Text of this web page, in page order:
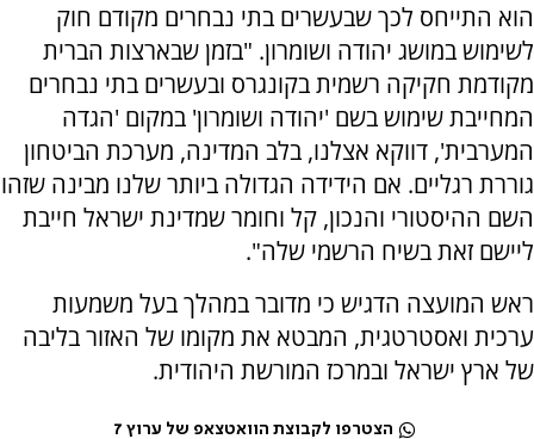
הוא התייחס לכך שבעשרים בתי נבחרים מקודם חוק
לשימוש במושג יהודה ושומרון. "בזמן שבארצות הברית
מקודמת חקיקה רשמית בקונגרס ובעשרים בתי נבחרים
המחייבת שימוש בשם 'יהודה ושומרון' במקום 'הגדה
המערבית', דווקא אצלנו, בלב המדינה, מערכת הביטחון
גוררת רגליים. אם הידידה הגדולה ביותר שלנו מבינה שזהו
השם ההיסטורי והנכון, קל וחומר שמדינת ישראל חייבת
ליישם זאת בשיח הרשמי שלה".
ראש המועצה הדגיש כי מדובר במהלך בעל משמעות
ערכית ואסטרטגית, המבטא את מקומו של האזור בליבה
של ארץ ישראל ובמרכז המורשת היהודית.
הצטרפו לקבוצת הוואטצאפ של ערוץ 7